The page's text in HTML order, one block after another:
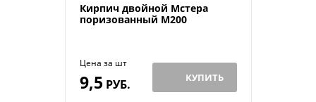
Кирпич двойной Мстера
поризованный М200
Цена за шт
9,5 РУБ. КУПИТЬ